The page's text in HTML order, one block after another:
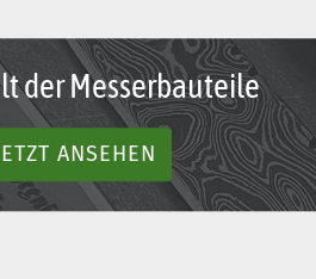
der Messerbauteile
ANSEHEN